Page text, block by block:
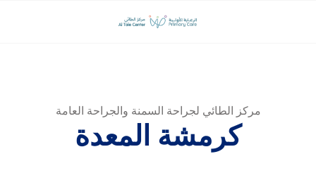
مركز الطائي لجراحة السمنة والجراحة العامة
كرمشة المعدة